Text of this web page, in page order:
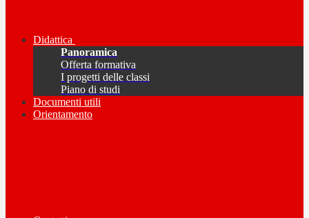
Didattica
Panoramica
Offerta formativa
I progetti delle classi
Piano di studi
Documenti utili
Orientamento